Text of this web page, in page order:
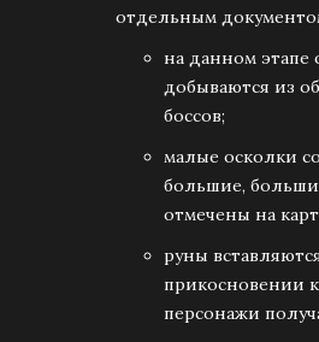
отдельным
на данном этапе
добываются из
боссов;
малые осколки
большие,
отмечены на
руны
прикосновении
персонажи